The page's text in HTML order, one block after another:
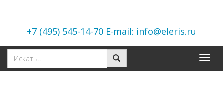
+7 (495) 545-14-70 E-mail: info@eleris.ru
Toggle